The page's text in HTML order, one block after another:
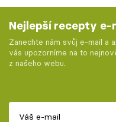
Nejlepší recepty e-
Zanechte nám svůj e-mail a
vás upozorníme na to
z našeho webu.